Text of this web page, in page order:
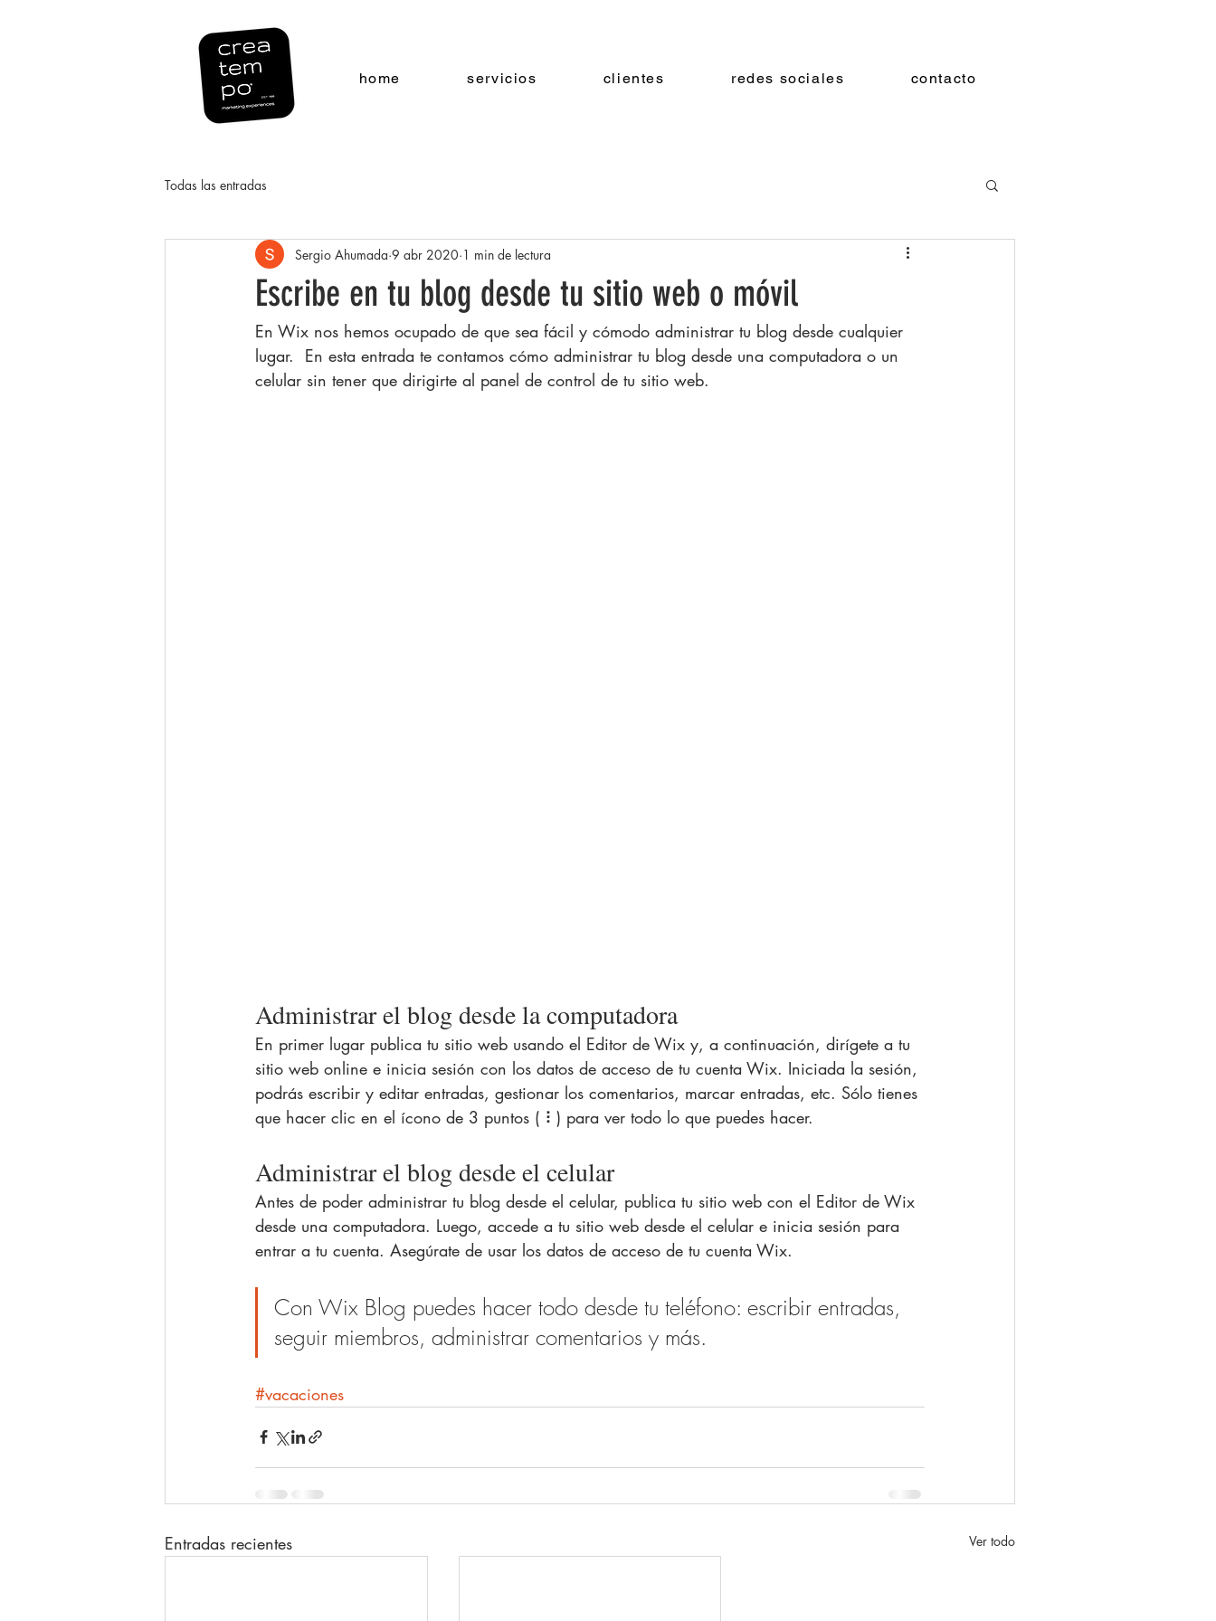
home servicios clientes redes sociales contacto
Todas las entradas
Escribe en tu blog desde tu sitio web o móvil
Sergio Ahumada 9 abr 2020 1 min de lectura
En Wix nos hemos ocupado de que sea fácil y cómodo administrar tu blog desde cualquier
lugar.  En esta entrada te contamos cómo administrar tu blog desde una computadora o un
celular sin tener que dirigirte al panel de control de tu sitio web.
Administrar el blog desde la computadora
En primer lugar publica tu sitio web usando el Editor de Wix y, a continuación, dirígete a tu
sitio web online e inicia sesión con los datos de acceso de tu cuenta Wix. Iniciada la sesión,
podrás escribir y editar entradas, gestionar los comentarios, marcar entradas, etc. Sólo tienes
que hacer clic en el ícono de 3 puntos ( ⠇) para ver todo lo que puedes hacer.
Administrar el blog desde el celular
Antes de poder administrar tu blog desde el celular, publica tu sitio web con el Editor de Wix
desde una computadora. Luego, accede a tu sitio web desde el celular e inicia sesión para
entrar a tu cuenta. Asegúrate de usar los datos de acceso de tu cuenta Wix.
Con Wix Blog puedes hacer todo desde tu teléfono: escribir entradas,
seguir miembros, administrar comentarios y más.
#vacaciones
Entradas recientes Ver todo